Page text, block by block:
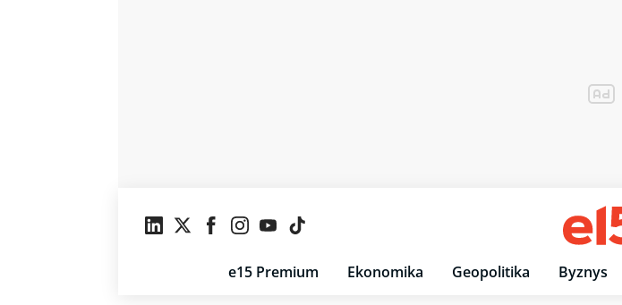
e15 Premium Ekonomika Geopolitika Byznys